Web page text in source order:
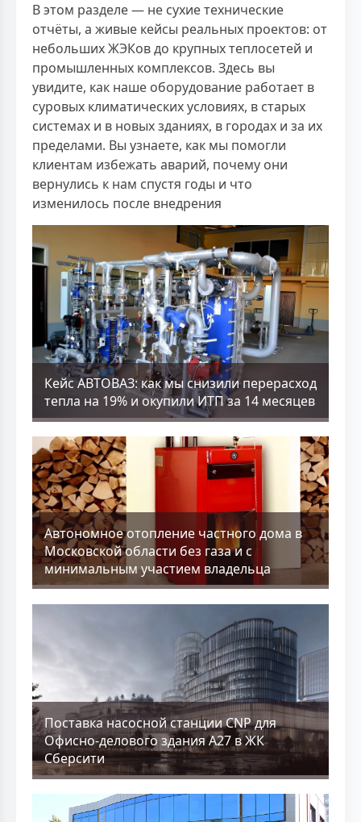
В этом разделе — не сухие технические
отчёты, а живые кейсы реальных проектов: от
небольших ЖЭКов до крупных теплосетей и
промышленных комплексов. Здесь вы
увидите, как наше оборудование работает в
суровых климатических условиях, в старых
системах и в новых зданиях, в городах и за их
пределами. Вы узнаете, как мы помогли
клиентам избежать аварий, почему они
вернулись к нам спустя годы и что
изменилось после внедрения
Кейс АВТОВАЗ: как мы снизили перерасход
тепла на 19% и окупили ИТП за 14 месяцев
Aвтономное отопление частного дома в
Московской области без газа и с
минимальным участием владельца
Поставка насосной станции CNP для
Офисно-делового здания А27 в ЖК
Сберсити